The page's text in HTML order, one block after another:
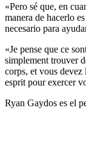
«Pero sé que, en
manera de hacerlo
necesario para
«Je pense que ce
simplement trouver
corps, et vous devez
esprit pour exercer
Ryan Gaydos es el